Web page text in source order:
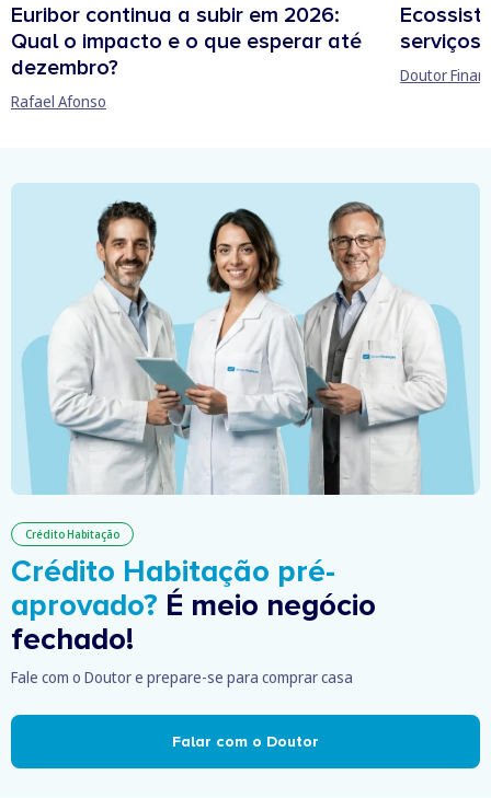
Euribor continua a subir em 2026:
Qual o impacto e o que esperar até
dezembro?
Rafael Afonso
serviços
Doutor
Crédito Habitação
Crédito Habitação pré-
aprovado? É meio negócio
fechado!
Fale com o Doutor e prepare-se para comprar casa
Falar com o Doutor